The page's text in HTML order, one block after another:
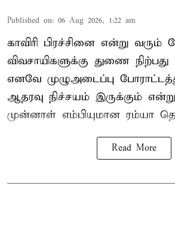
Published on: 06 Aug 2026, 1:22 am
காவிரி பிரச்சினை என்று வரும்
விவசாயிகளுக்கு துணை நிற்பது
எனவே முழுஅடைப்பு
ஆதரவு நிச்சயம் இருக்கும்
முன்னாள் எம்பியுமான ரம்யா
Read More